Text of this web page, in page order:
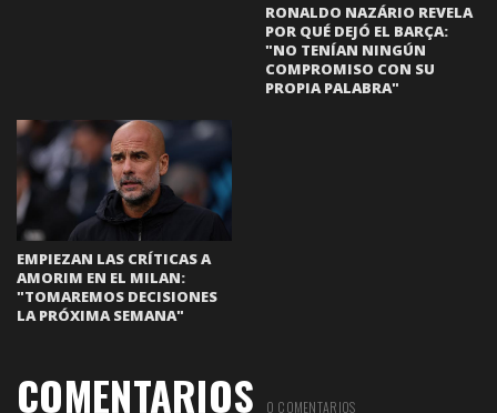
RONALDO NAZÁRIO REVELA
POR QUÉ DEJÓ EL BARÇA:
"NO TENÍAN NINGÚN
COMPROMISO CON SU
PROPIA PALABRA"
EMPIEZAN LAS CRÍTICAS A
AMORIM EN EL MILAN:
"TOMAREMOS DECISIONES
LA PRÓXIMA SEMANA"
COMENTARIOS 0 COMENTARIOS